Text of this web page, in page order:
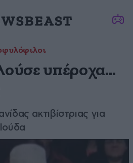
υπέροχα…
ακτιβίστριας για